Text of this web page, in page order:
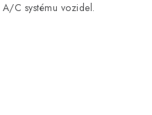
C systému vozidel.